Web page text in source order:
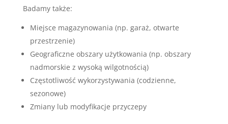
Badamy także:
Miejsce magazynowania (np. garaż, otwarte
przestrzenie)
Geograficzne obszary użytkowania (np. obszary
nadmorskie z wysoką wilgotnością)
Częstotliwość wykorzystywania (codzienne,
sezonowe)
Zmiany lub modyfikacje przyczepy